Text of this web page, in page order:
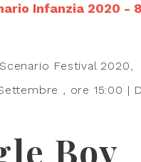
Infanzia 2020 - 8
Festival 2020,
, ore 15:00 |
Boy